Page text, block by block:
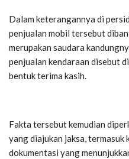
Dalam keterangannya di
penjualan mobil tersebut
merupakan saudara
penjualan kendaraan disebut
bentuk terima kasih.
Fakta tersebut kemudian
yang diajukan jaksa, termasuk
dokumentasi yang